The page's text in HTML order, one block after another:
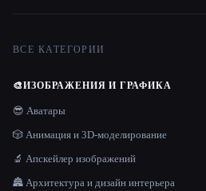
ВСЕ КАТЕГОРИИ
🎨ИЗОБРАЖЕНИЯ И ГРАФИКА
😎 Аватары
🎲 Анимация и 3D-моделирование
🔬 Апскейлер изображений
🏯 Архитектура и дизайн интерьера